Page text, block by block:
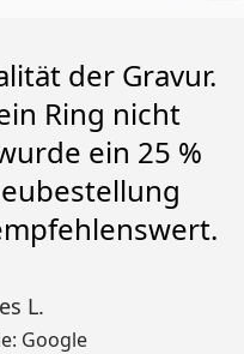
der Gravur.
Ring nicht
ein 25 %
L.
Google